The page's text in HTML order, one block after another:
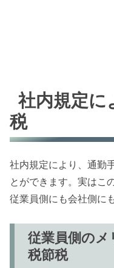
社内規定に
税
社内規定により、通勤
とができます。実はこ
従業員側にも会社側に
従業員側のメ
税節税